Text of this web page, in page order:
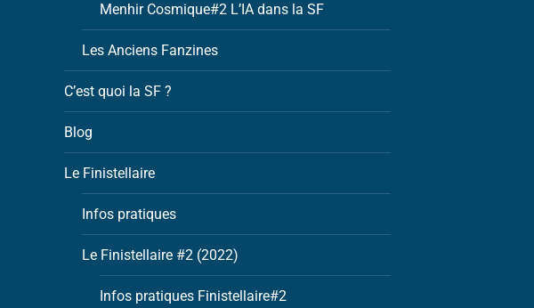
Menhir Cosmique#2 L’IA dans la SF
Les Anciens Fanzines
C’est quoi la SF ?
Blog
Le Finistellaire
Infos pratiques
Le Finistellaire #2 (2022)
Infos pratiques Finistellaire#2